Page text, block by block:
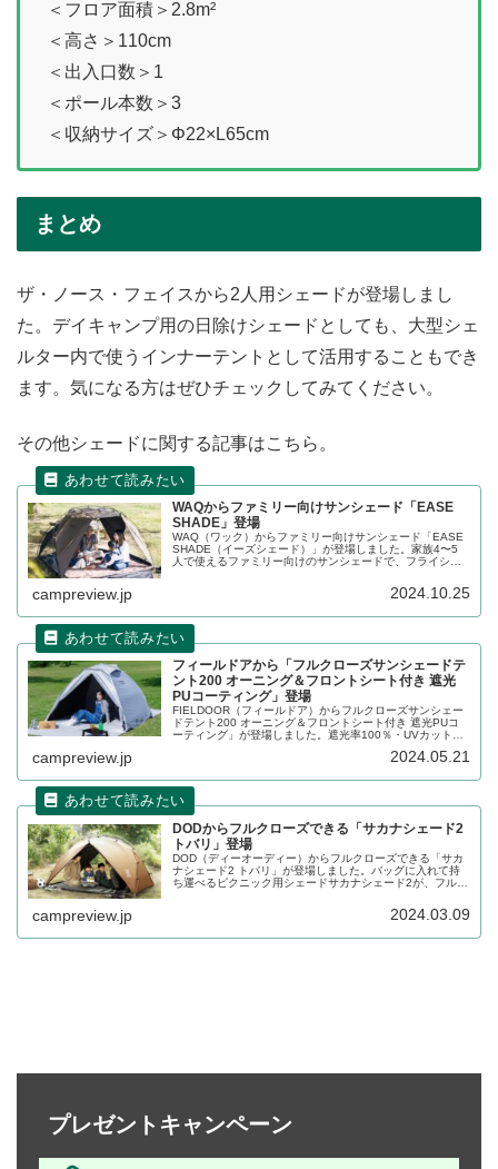
＜フロア面積＞2.8m²
＜高さ＞110cm
＜出入口数＞1
＜ポール本数＞3
＜収納サイズ＞Φ22×L65cm
まとめ
ザ・ノース・フェイスから2人用シェードが登場しまし
た。デイキャンプ用の日除けシェードとしても、大型シェ
ルター内で使うインナーテントとして活用することもでき
ます。気になる方はぜひチェックしてみてください。
その他シェードに関する記事はこちら。
WAQからファミリー向けサンシェード「EASE
SHADE」登場
WAQ（ワック）からファミリー向けサンシェード「EASE
SHADE（イーズシェード）」が登場しました。家族4〜5
人で使えるファミリー向けのサンシェードで、フライシー
り、黒い影を作って日差しを遮ることができます。詳細を
campreview.jp 2024.10.25
フィールドアから「フルクローズサンシェードテ
ント200 オーニング＆フロントシート付き 遮光
PUコーティング」登場
FIELDOOR（フィールドア）からフルクローズサンシェー
ドテント200 オーニング＆フロントシート付き 遮光PUコ
ーティング」が登場しました。遮光率100％・UVカット率
トし熱を吸収してくれます。詳細をレビューします。
campreview.jp 2024.05.21
DODからフルクローズできる「サカナシェード2
トバリ」登場
DOD（ディーオーディー）からフルクローズできる「サカ
ナシェード2 トバリ」が登場しました。バッグに入れて持
ち運べるピクニック用シェードサカナシェード2が、フルク
campreview.jp 2024.03.09
プレゼントキャンペーン